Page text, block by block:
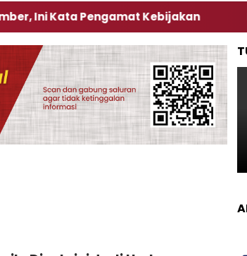
Pengamat Kebijakan Dampak